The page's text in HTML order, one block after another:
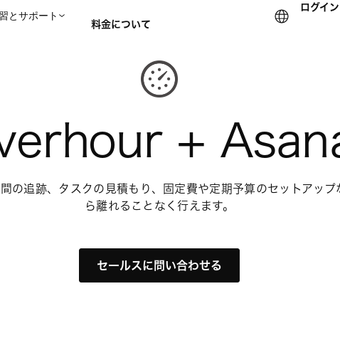
とサポート
料金について
ログイン
+
の追跡、タスクの見積もり、固定費や定期予算のセットアッ
ら離れることなく行えます。
セールスに問い合わせる